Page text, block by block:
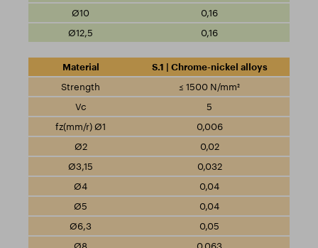
0,16
0,16
S.1 | Chrome-nickel alloys
≤ 1500 N/mm²
5
0,006
0,02
0,032
0,04
0,04
0,05